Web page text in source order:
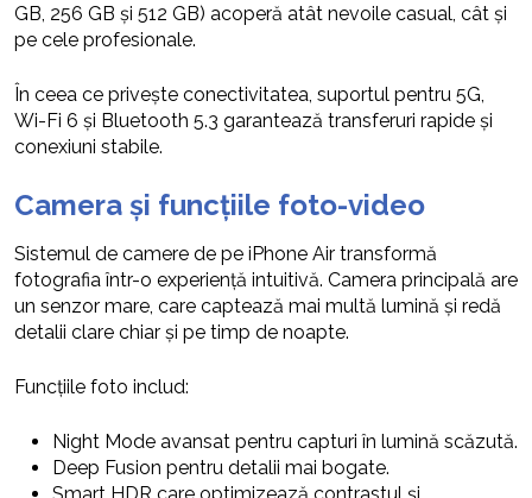
GB, 256 GB și 512 GB) acoperă atât nevoile casual, cât și
pe cele profesionale.
În ceea ce privește conectivitatea, suportul pentru 5G,
Wi-Fi 6 și Bluetooth 5.3 garantează transferuri rapide și
conexiuni stabile.
Camera și funcțiile foto-video
Sistemul de camere de pe iPhone Air transformă
fotografia într-o experiență intuitivă. Camera principală are
un senzor mare, care captează mai multă lumină și redă
detalii clare chiar și pe timp de noapte.
Funcțiile foto includ:
Night Mode avansat pentru capturi în lumină scăzută.
Deep Fusion pentru detalii mai bogate.